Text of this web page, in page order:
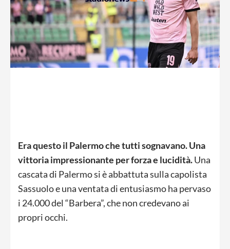
Era questo il Palermo che tutti sognavano. Una
vittoria impressionante per forza e lucidità.Una
cascata di Palermo si è abbattuta sulla capolista
Sassuolo e una ventata di entusiasmo ha pervaso
i 24.000 del “Barbera”, che non credevano ai
propri occhi.